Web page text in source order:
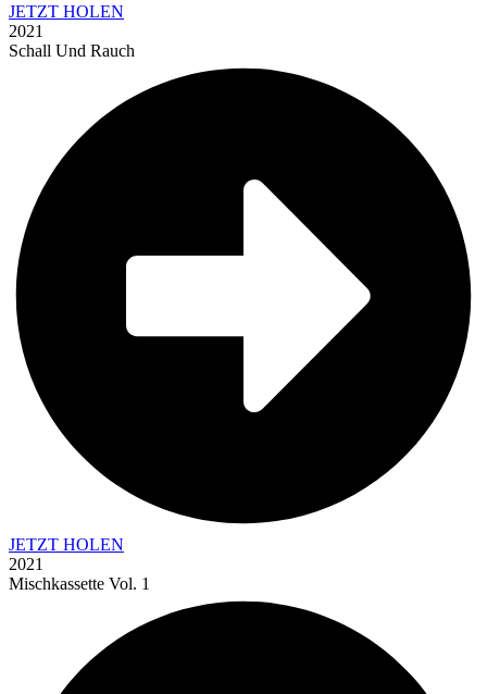
JETZT HOLEN
2021
Schall Und Rauch
JETZT HOLEN
2021
Mischkassette Vol. 1